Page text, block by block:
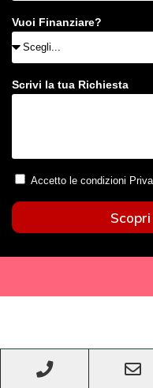
Vuoi Finanziare?
Scrivi la tua Richiesta
Accetto le condizioni